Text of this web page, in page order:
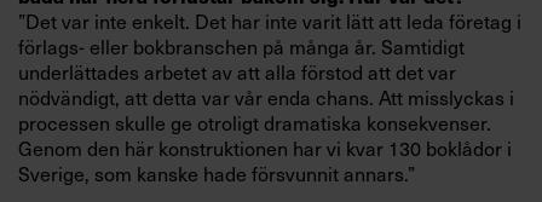
”Det var inte enkelt. Det har inte varit lätt att leda företag i
förlags- eller bokbranschen på många år. Samtidigt
underlättades arbetet av att alla förstod att det var
nödvändigt, att detta var vår enda chans. Att misslyckas i
processen skulle ge otroligt dramatiska konsekvenser.
Genom den här konstruktionen har vi kvar 130 boklådor i
Sverige, som kanske hade försvunnit annars.”